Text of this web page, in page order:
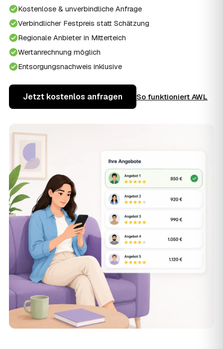
Kostenlose & unverbindliche Anfrage
Verbindlicher Festpreis statt Schätzung
Regionale Anbieter in Mitterteich
Wertanrechnung möglich
Entsorgungsnachweis inklusive
Jetzt kostenlos anfragen So funktioniert AWL